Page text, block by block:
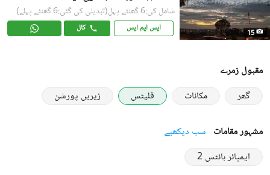
15
شامل کی:6 گھنٹے پہل (تبدیلی کی گئی:6 گھنٹے پہلے)
ایس ایم ایس کال
مقبول زمرے
گھر
مکانات فلیٹس زیریں پورشن
مشہور مقامات سب دیکھیے
ایمپائر ہائٹس 2